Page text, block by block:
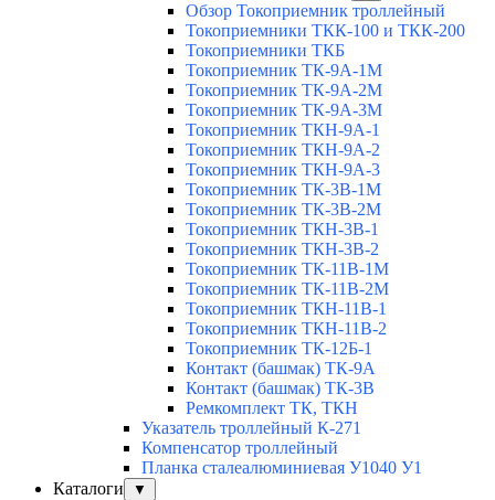
Обзор Токоприемник троллейный
Токоприемники ТКК-100 и ТКК-200
Токоприемники ТКБ
Токоприемник ТК-9А-1М
Токоприемник ТК-9А-2М
Токоприемник ТК-9А-3М
Токоприемник ТКН-9А-1
Токоприемник ТКН-9А-2
Токоприемник ТКН-9А-3
Токоприемник ТК-3В-1М
Токоприемник ТК-3В-2М
Токоприемник ТКН-3В-1
Токоприемник ТКН-3В-2
Токоприемник ТК-11В-1М
Токоприемник ТК-11В-2М
Токоприемник ТКН-11В-1
Токоприемник ТКН-11В-2
Токоприемник ТК-12Б-1
Контакт (башмак) ТК-9А
Контакт (башмак) ТК-3В
Ремкомплект ТК, ТКН
Указатель троллейный К-271
Компенсатор троллейный
Планка сталеалюминиевая У1040 У1
Каталоги
▼